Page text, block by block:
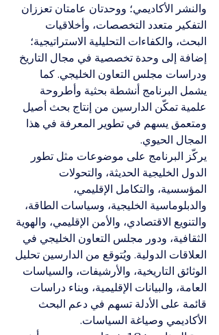
والنشر الأكاديمي؛ ووحدتان عامتان تعززان
التفكير متعدد التخصصات، وأخلاقيات
البحث، والكفاءات التحليلية الاستراتيجية؛
إضافة إلى وحدة تخصصية في مجال التاريخ
ودراسات مجلس التعاون الخليجي. كما
يشمل البرنامج أنشطة بحثية وأطروحة
علمية تمكّن الدارسين من إنتاج بحث أصيل
ومتعمق يسهم في تطوير المعرفة في هذا
المجال الحيوي.
يركّز البرنامج على موضوعات مثل تطور
الدول الخليجية الحديثة، والتحولات
المؤسسية، والتكامل الإقليمي،
والدبلوماسية الخليجية، وسياسات الطاقة،
والتنويع الاقتصادي، والأمن الإقليمي، والهوية
الثقافية، ودور مجلس التعاون الخليجي في
العلاقات الدولية. ويُتوقع من الدارسين تحليل
الوثائق التاريخية، والأرشيفات، والسياسات
العامة، والبيانات الإقليمية، وبناء دراسات
قائمة على الأدلة تسهم في دعم البحث
الأكاديمي وصياغة السياسات.